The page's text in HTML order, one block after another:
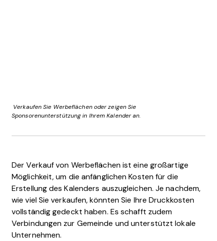
Verkaufen Sie Werbeflächen oder zeigen Sie
Sponsorenunterstützung in Ihrem Kalender an.
Der Verkauf von Werbeflächen ist eine großartige
Möglichkeit, um die anfänglichen Kosten für die
Erstellung des Kalenders auszugleichen. Je nachdem,
wie viel Sie verkaufen, könnten Sie Ihre Druckkosten
vollständig gedeckt haben. Es schafft zudem
Verbindungen zur Gemeinde und unterstützt lokale
Unternehmen.